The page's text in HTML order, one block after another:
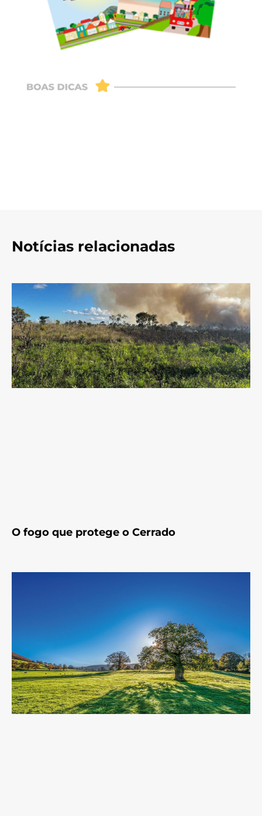
Notícias relacionadas
O fogo que protege o Cerrado